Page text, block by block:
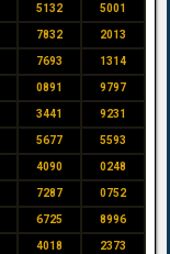
5132 5001
7832 2013
7693 1314
0891 9797
3441 9231
5677 5593
4090 0248
7287 0752
6725 8996
4018 2373